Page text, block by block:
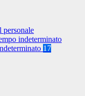
personale
indeterminato
17